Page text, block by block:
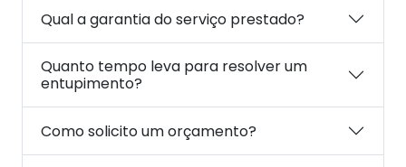
Qual a garantia do serviço prestado?
Quanto tempo leva para resolver um
entupimento?
Como solicito um orçamento?